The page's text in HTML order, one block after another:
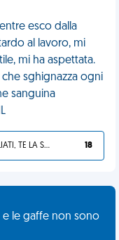
esco dalla
al lavoro, mi
mi ha aspettata.
sghignazza ogni
sanguina
SVEGLIATI, TE LA SEI CERCATA! 18
e le gaffe non sono